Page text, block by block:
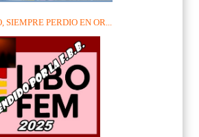
PERDIO EN OR...